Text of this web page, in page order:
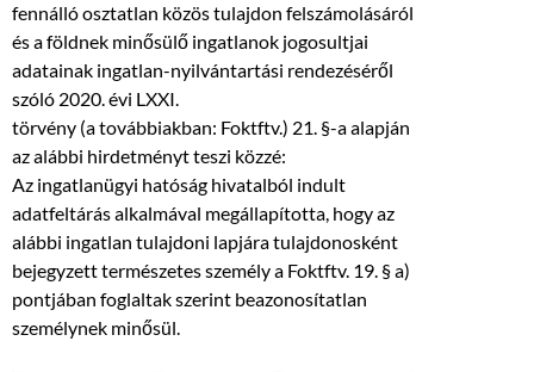
fennálló osztatlan közös tulajdon felszámolásáról
és a földnek minősülő ingatlanok jogosultjai
adatainak ingatlan-nyilvántartási rendezéséről
szóló 2020. évi LXXI.
törvény (a továbbiakban: Foktftv.) 21. §-a alapján
az alábbi hirdetményt teszi közzé:
Az ingatlanügyi hatóság hivatalból indult
adatfeltárás alkalmával megállapította, hogy az
alábbi ingatlan tulajdoni lapjára tulajdonosként
bejegyzett természetes személy a Foktftv. 19. § a)
pontjában foglaltak szerint beazonosítatlan
személynek minősül.